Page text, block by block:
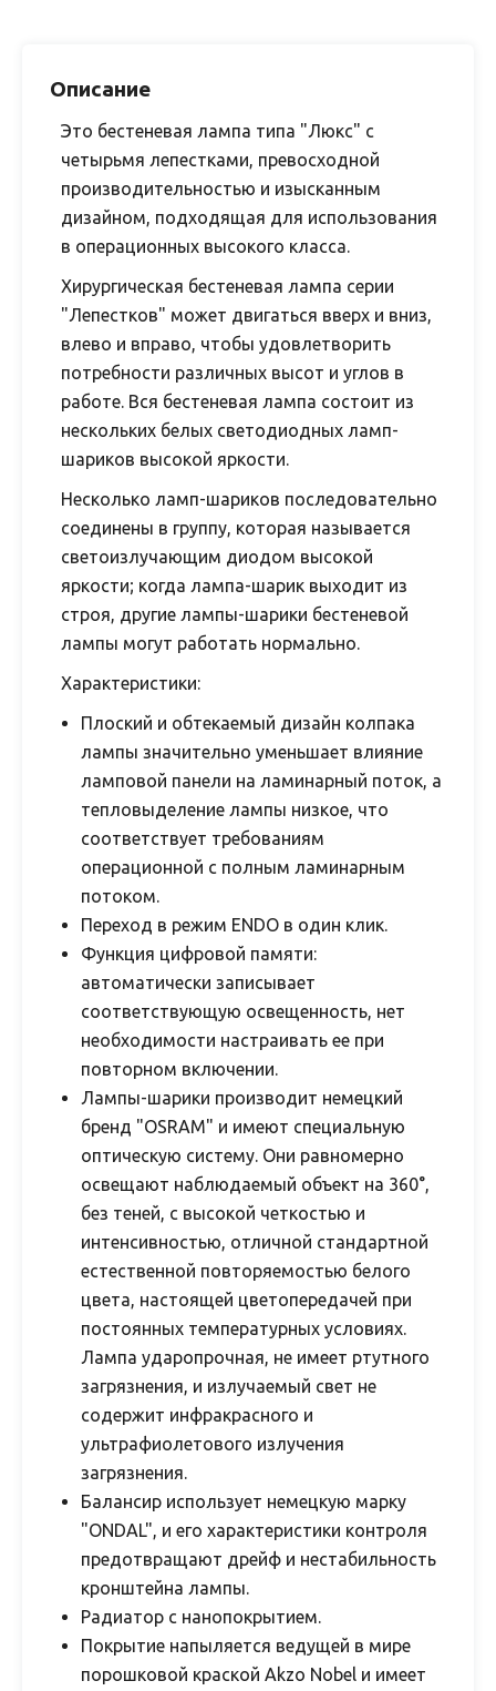
Описание
Это бестеневая лампа типа "Люкс" с
четырьмя лепестками, превосходной
производительностью и изысканным
дизайном, подходящая для использования
в операционных высокого класса.
Хирургическая бестеневая лампа серии
"Лепестков" может двигаться вверх и вниз,
влево и вправо, чтобы удовлетворить
потребности различных высот и углов в
работе. Вся бестеневая лампа состоит из
нескольких белых светодиодных ламп-
шариков высокой яркости.
Несколько ламп-шариков последовательно
соединены в группу, которая называется
светоизлучающим диодом высокой
яркости; когда лампа-шарик выходит из
строя, другие лампы-шарики бестеневой
лампы могут работать нормально.
Характеристики:
Плоский и обтекаемый дизайн колпака
лампы значительно уменьшает влияние
ламповой панели на ламинарный поток, а
тепловыделение лампы низкое, что
соответствует требованиям
операционной с полным ламинарным
потоком.
Переход в режим ENDO в один клик.
Функция цифровой памяти:
автоматически записывает
соответствующую освещенность, нет
необходимости настраивать ее при
повторном включении.
Лампы-шарики производит немецкий
бренд "OSRAM" и имеют специальную
оптическую систему. Они равномерно
освещают наблюдаемый объект на 360°,
без теней, с высокой четкостью и
интенсивностью, отличной стандартной
естественной повторяемостью белого
цвета, настоящей цветопередачей при
постоянных температурных условиях.
Лампа ударопрочная, не имеет ртутного
загрязнения, и излучаемый свет не
содержит инфракрасного и
ультрафиолетового излучения
загрязнения.
Балансир использует немецкую марку
"ONDAL", и его характеристики контроля
предотвращают дрейф и нестабильность
кронштейна лампы.
Радиатор с нанопокрытием.
Покрытие напыляется ведущей в мире
порошковой краской Akzo Nobel и имеет